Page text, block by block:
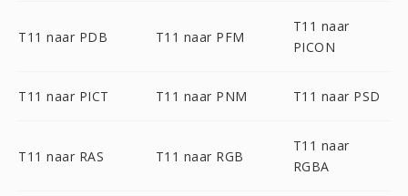
T11 naar PDB T11 naar PFM
T11 naar
PICON
T11 naar PICT T11 naar PNM T11 naar PSD
T11 naar RAS T11 naar RGB
T11 naar
RGBA